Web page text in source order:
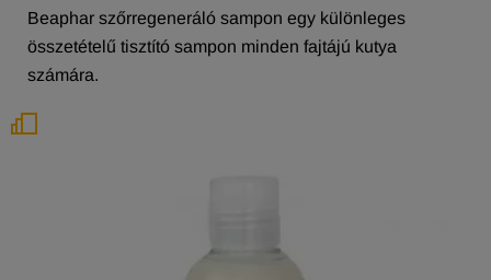
Beaphar szőrregeneráló sampon egy különleges
összetételű tisztító sampon minden fajtájú kutya
számára.